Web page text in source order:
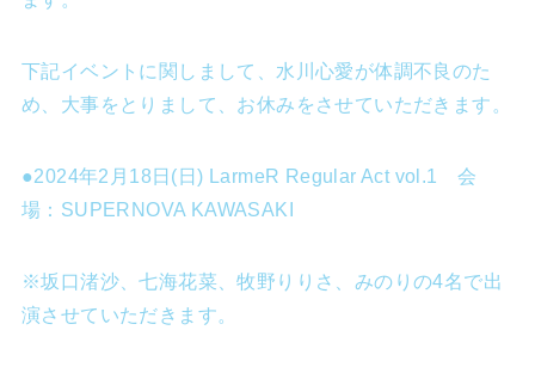
下記イベントに関しまして、水川心愛が体調不良のた
め、大事をとりまして、お休みをさせていただきます。
●2024年2月18日(日) LarmeR Regular Act vol.1 会
場：SUPERNOVA KAWASAKI
※坂口渚沙、七海花菜、牧野りりさ、みのりの4名で出
演させていただきます。